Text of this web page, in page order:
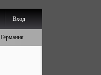
Вход
Германия